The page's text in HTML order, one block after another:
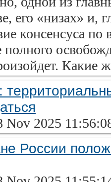
его «низах» и,
консенсуса
полного
Какие
2025
России